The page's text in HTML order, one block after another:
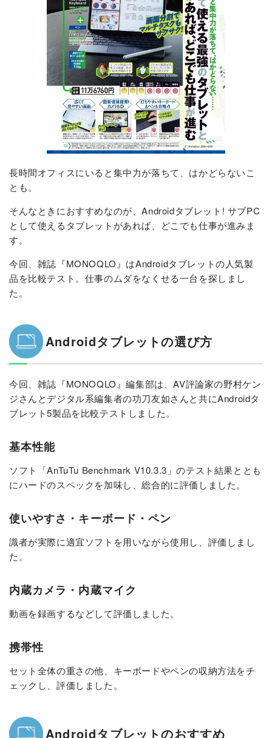
長時間オフィスにいると集中力が落ちて、はかどらないこ
とも。
そんなときにおすすめなのが、Androidタブレット! サブPC
として使えるタブレットがあれば、どこでも仕事が進みま
す。
今回、雑誌『MONOQLO』はAndroidタブレットの人気製
品を比較テスト。仕事のムダをなくせる一台を探しまし
た。
Androidタブレットの選び方
今回、雑誌『MONOQLO』編集部は、AV評論家の野村ケン
ジさんとデジタル系編集者の功刀友如さんと共にAndroidタ
ブレット5製品を比較テストしました。
基本性能
ソフト「AnTuTu Benchmark V10.3.3」のテスト結果ととも
にハードのスペックを加味し、総合的に評価しました。
使いやすさ・キーボード・ペン
識者が実際に適宜ソフトを用いながら使用し、評価しまし
た。
内蔵カメラ・内蔵マイク
動画を録画するなどして評価しました。
携帯性
セット全体の重さの他、キーボードやペンの収納方法をチ
ェックし、評価しました。
Androidタブレットのおすすめ